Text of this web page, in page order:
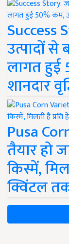
उत्पादों से
लागत हुई
शानदार
Pusa
तैयार हो
किस्में,
क्विंटल